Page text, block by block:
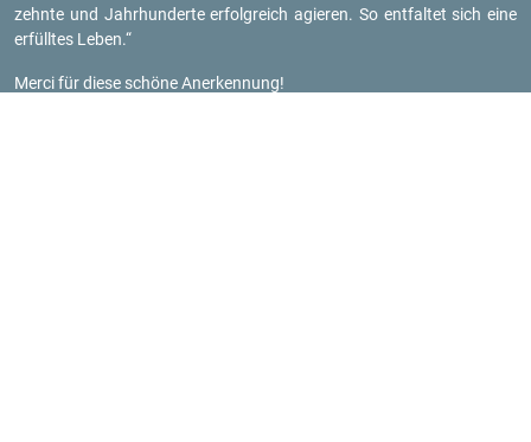
zehn­te und Jahr­hun­der­te er­folg­reich agie­ren. So ent­fal­tet sich eine
er­füll­tes Leben.“
Merci für diese schö­ne An­er­ken­nung!